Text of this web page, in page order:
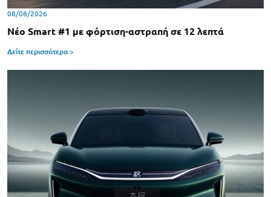
08/08/2026
Νέο Smart #1 με φόρτιση-αστραπή σε 12 λεπτά
Δείτε περισσότερα >